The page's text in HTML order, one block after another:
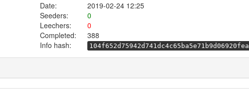
Date:
2019-02-24 12:25
Seeders:
0
Leechers:
0
Completed:
388
Info hash:
104f652d75942d741dc4c65ba5e71b9d06920fea